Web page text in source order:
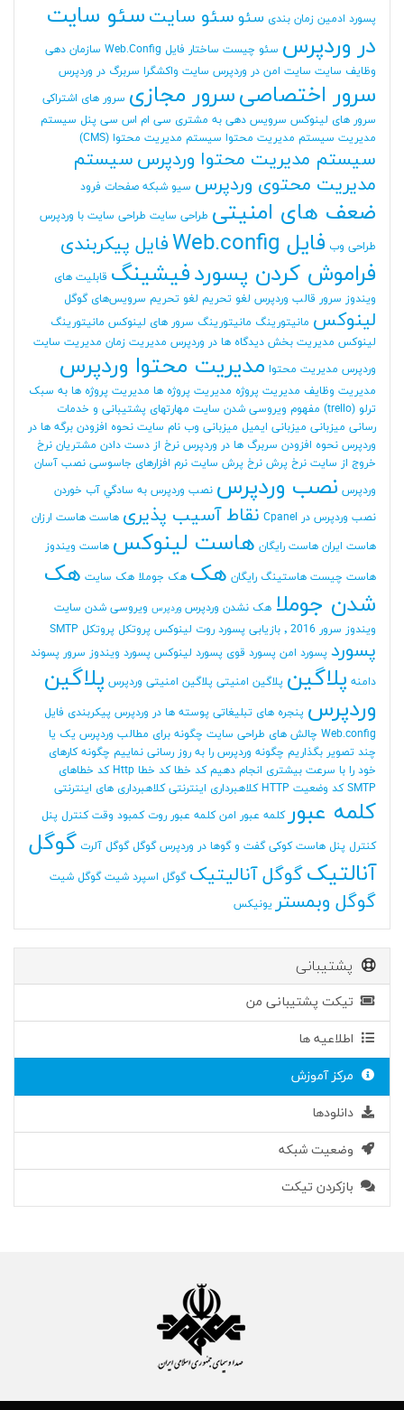
پسورد ادمین زمان بندی سئو سئو سایت سئو سایت
در وردپرس سئو چیست ساختار فایل Web.Config
سازمان دهی
وظایف سایت سایت امن در وردپرس سایت واکشگرا سربرگ در وردپرس
سرور اختصاصیسرور مجازی سرور های اشتراکی
سرور های لینوکس سرویس دهی به مشتری سی ام اس سی پنل سیستم
مدیریت سیستم مدیریت محتوا سیستم مدیریت محتوا (CMS)
سیستم مدیریت محتوا وردپرس سیستم
مدیریت محتوی وردپرس سیو شبکه صفحات فرود
ضعف های امنیتی طراحی سایت طراحی سایت با وردپرس
طراحی وب فایل Web.config فایل پیکربندی
فراموش کردن پسوردفیشینگ قابلیت های
ویندوز سرور قالب وردپرس لغو تحریم لغو تحریم سرویس‌های گوگل
لینوکس مانیتورینگ مانیتورینگ سرور های لینوکس مانیتورینگ
لینوکس مدیریت بخش دیدگاه ها در وردپرس مدیریت زمان مدیریت سایت
وردپرس مدیریت محتوا مدیریت محتوا وردپرس
مدیریت وظایف مدیریت پروژه مدیریت پروژه ها مدیریت پروژه ها به سبک
ترلو (trello)
مفهوم ویروسی شدن سایت مهارتهای پشتیبانی و خدمات
رسانی میزبانی میزبانی ایمیل میزبانی وب نام سایت نحوه افزودن برگه ها در
وردپرس نحوه افزودن سربرگ ها در وردپرس نرخ از دست دادن مشتریان نرخ
خروج از سایت نرخ پرش نرخ پرش سایت نرم افزارهای جاسوسی نصب آسان
وردپرس نصب وردپرس نصب وردپرس به سادگي آب خوردن
نصب وردپرس در Cpanel
نقاط آسیب پذیری هاست هاست ارزان
هاست ایران هاست رایگان هاست لینوکس هاست ویندوز
هاست چیست هاستینگ رایگان هک هک جوملا هک سایت هک
شدن جوملا هک نشدن وردپرس وردپرس ویروسی شدن سایت
ویندوز سرور 2016
٬ بازیابی پسورد روت لینوکس پروتکل پروتکل SMTP
پسورد پسورد امن پسورد قوی پسورد لینوکس پسورد ویندوز سرور پسوند
دامنه پلاگین پلاگین امنیتی پلاگین امنیتی وردپرس پلاگین
وردپرس پنجره های تبلیغاتی پوسته ها در وردپرس پیکربندی فایل
Web.config چالش های طراحی سایت چگونه برای مطالب وردپرس یک یا
چند تصویر بگذاریم چگونه وردپرس را به روز رسانی نماییم چگونه کارهای
خود را با سرعت بیشتری انجام دهیم کد خطا کد خطا Http
کد خطاهای
SMTP کد وضعیت HTTP کلاهبرداری اینترنتی کلاهبرداری های اینترنتی
کلمه عبور کلمه عبور امن کلمه عبور روت کمبود وقت کنترل پنل
کنترل پنل هاست کوکی گفت و گوها در وردپرس گوگل گوگل آلرت گوگل
آنالتیکگوگل آنالیتیک گوگل اسپرد شیت گوگل شیت
گوگل وبمستر یونیکس
پشتیبانی
تیکت پشتیبانی من
اطلاعیه ها
مرکز آموزش
دانلودها
وضعیت شبکه
بازکردن تیکت